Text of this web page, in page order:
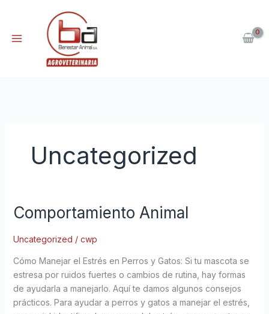
contenido
Uncategorized
Comportamiento Animal
Uncategorized / cwp
Cómo Manejar el Estrés en Perros y Gatos: Si tu mascota se
estresa por ruidos fuertes o cambios de rutina, hay formas
de ayudarla a manejarlo. Aquí te damos algunos consejos
prácticos. Para ayudar a perros y gatos a manejar el estrés,
Comportamiento